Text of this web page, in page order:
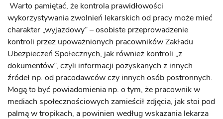
Warto pamiętać, że kontrola prawidłowości
wykorzystywania zwolnień lekarskich od pracy może mieć
charakter „wyjazdowy” – osobiste przeprowadzenie
kontroli przez upoważnionych pracowników Zakładu
Ubezpieczeń Społecznych, jak również kontroli „z
dokumentów”, czyli informacji pozyskanych z innych
źródeł np. od pracodawców czy innych osób postronnych.
Mogą to być powiadomienia np. o tym, że pracownik w
mediach społecznościowych zamieścił zdjęcia, jak stoi pod
palmą w tropikach, a powinien według wskazania lekarza